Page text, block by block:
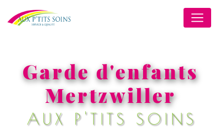
Garde d'enfants
Mertzwiller
AUX P'TITS SOINS